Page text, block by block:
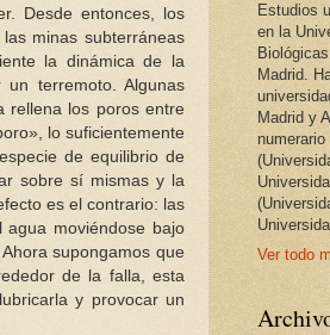
Desde entonces, los
minas subterráneas
la dinámica de la
terremoto. Algunas
rellena los poros entre
lo suficientemente
de equilibrio de
sobre sí mismas y la
es el contrario: las
moviéndose bajo
supongamos que
de la falla, esta
y provocar un
Estudios
en la
Madrid.
Madrid y
Ver todo